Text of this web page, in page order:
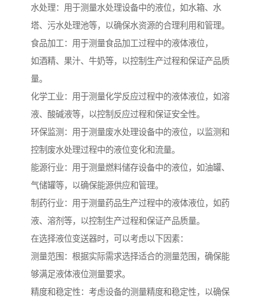
水处理：用于测量水处理设备中的液位，如水箱、水
塔、污水处理池等，以确保水资源的合理利用和管理。
食品加工：用于测量食品加工过程中的液体液位，
如酒精、果汁、牛奶等，以控制生产过程和保证产品质
量。
化学工业：用于测量化学反应过程中的液体液位，如溶
液、酸碱液等，以控制反应过程和保证安全性。
环保监测：用于测量废水处理设备中的液位，以监测和
控制废水处理过程中的液位变化和流量。
能源行业：用于测量燃料储存设备中的液位，如油罐、
气储罐等，以确保能源供应和管理。
制药行业：用于测量药品生产过程中的液体液位，如药
液、溶剂等，以控制生产过程和保证产品质量。
在选择液位变送器时，可以考虑以下因素：
测量范围：根据实际需求选择适合的测量范围，确保能
够满足液体液位测量要求。
精度和稳定性：考虑设备的测量精度和稳定性，以确保